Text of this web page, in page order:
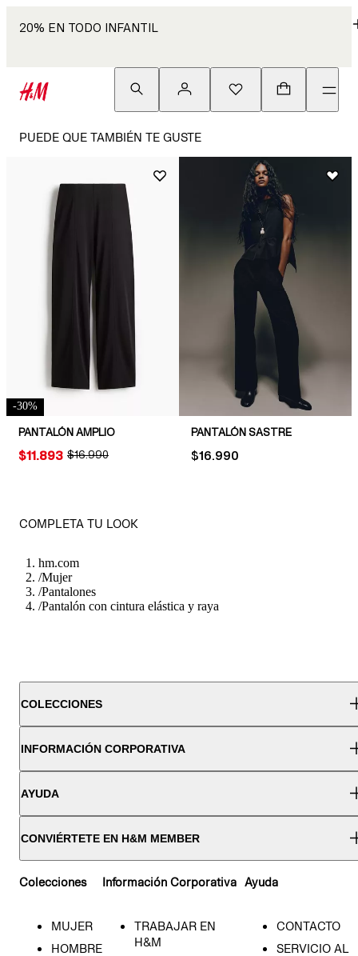
20% EN TODO INFANTIL
PUEDE QUE TAMBIÉN TE GUSTE
-30%
PANTALÓN AMPLIO
ORIGINAL PRICE:
$16.990
PRICE:
$11.893
PANTALÓN SASTRE
PRICE:
$16.990
COMPLETA TU LOOK
hm.com
/Mujer
/Pantalones
/Pantalón con cintura elástica y raya
COLECCIONES
INFORMACIÓN CORPORATIVA
AYUDA
CONVIÉRTETE EN H&M MEMBER
Colecciones
MUJER
HOMBRE
Información Corporativa
TRABAJAR EN
H&M
Ayuda
CONTACTO
SERVICIO AL